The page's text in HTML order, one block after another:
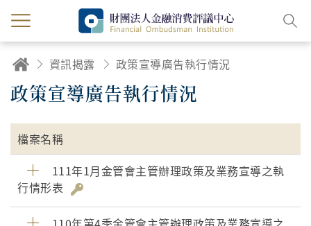
資訊揭露 政策宣導廣告執行情況
政策宣導廣告執行情況
檔案名稱
111年1月金管會主管辦理政策及業務宣導之執
行情形表